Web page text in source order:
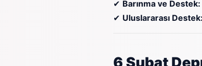
✔ Barınma ve Destek:
✔ Uluslararası Destek:
6 Şubat